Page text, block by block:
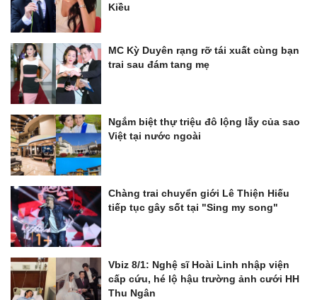
Kiều
MC Kỳ Duyên rạng rỡ tái xuất cùng bạn
trai sau đám tang mẹ
Ngắm biệt thự triệu đô lộng lẫy của sao
Việt tại nước ngoài
Chàng trai chuyển giới Lê Thiện Hiếu
tiếp tục gây sốt tại "Sing my song"
Vbiz 8/1: Nghệ sĩ Hoài Linh nhập viện
cấp cứu, hé lộ hậu trường ảnh cưới HH
Thu Ngân